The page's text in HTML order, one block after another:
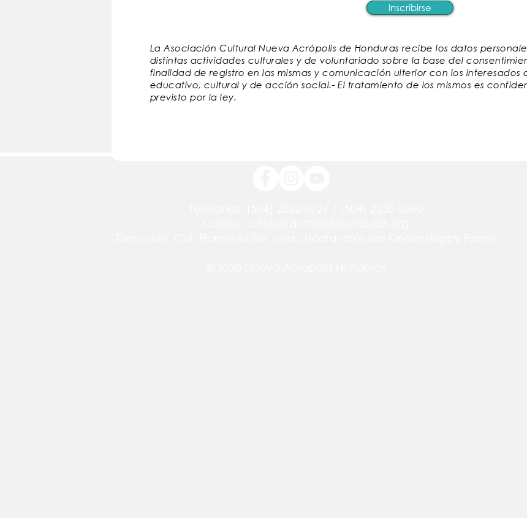
Inscribirse
La Asociación Cultural Nueva Acrópolis de Honduras recibe los datos
distintas actividades culturales y de voluntariado sobre la base del
finalidad de registro en las mismas y comunicación ulterior con los
educativo, cultural y de acción social.- El tratamiento de los mismos es
previsto por la ley.